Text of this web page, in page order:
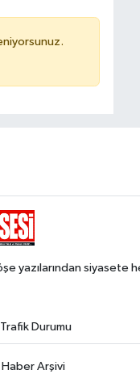
yazılarından siyasete
Trafik Durumu
Haber Arşivi